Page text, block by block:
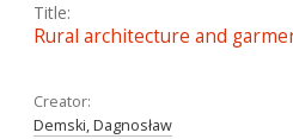
Title:
Rural architecture and
Creator:
Demski, Dagnosław